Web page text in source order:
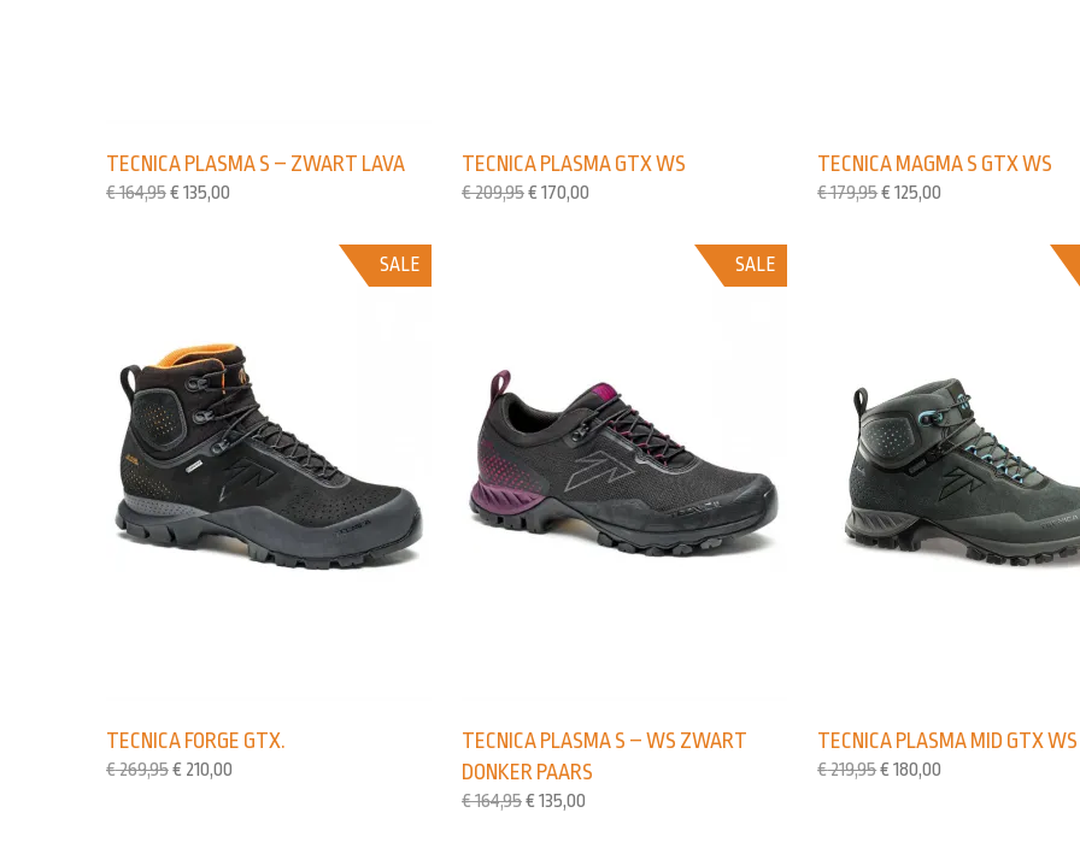
TECNICA PLASMA S – ZWART LAVA
€164,95€ 135,00
TECNICA PLASMA GTX WS
€209,95€ 170,00
TECNICA MAGMA S GTX WS
€179,95€ 125,00
SALE
TECNICA FORGE GTX.
€269,95€ 210,00
SALE
TECNICA PLASMA S – WS ZWART
DONKER PAARS
€164,95€ 135,00
TECNICA PLASMA MID GTX WS
€219,95€ 180,00